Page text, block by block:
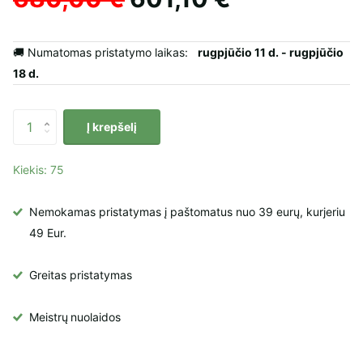
🚚 Numatomas pristatymo laikas: rugpjūčio 11 d. - rugpjūčio
18 d.
Į krepšelį
Kiekis: 75
Nemokamas pristatymas į paštomatus nuo 39 eurų, kurjeriu
49 Eur.
Greitas pristatymas
Meistrų nuolaidos